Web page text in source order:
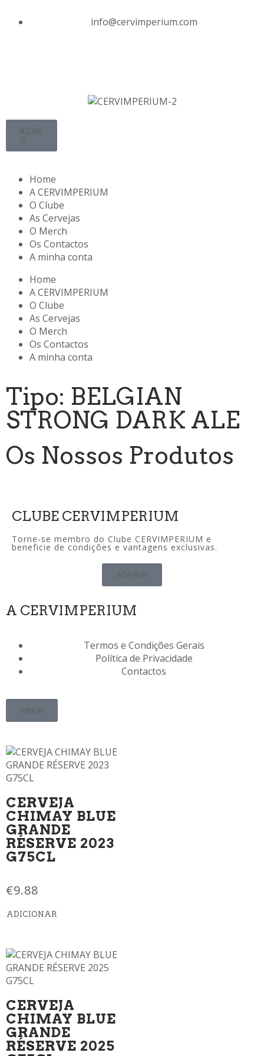
info@cervimperium.com
€0.00
0
Home
A CERVIMPERIUM
O Clube
As Cervejas
O Merch
Os Contactos
A minha conta
Home
A CERVIMPERIUM
O Clube
As Cervejas
O Merch
Os Contactos
A minha conta
Tipo: BELGIAN
STRONG DARK ALE
Os Nossos Produtos
CLUBE CERVIMPERIUM
Torne-se membro do Clube CERVIMPERIUM e
beneficie de condições e vantagens exclusivas.
ADERIR
A CERVIMPERIUM
Termos e Condições Gerais
Política de Privacidade
Contactos
Filtrar
CERVEJA
CHIMAY BLUE
GRANDE
RÉSERVE 2023
G75CL
€9.88
ADICIONAR
CERVEJA
CHIMAY BLUE
GRANDE
RÉSERVE 2025